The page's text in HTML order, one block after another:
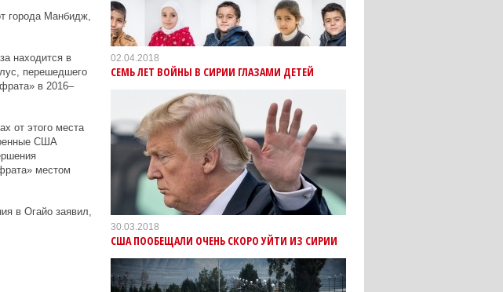
города Манбидж,
находится в
перешедшего
в 2016–
от этого места
США
местом
в Огайо заявил,
02.04.2018
СЕМЬ ЛЕТ ВОЙНЫ В СИРИИ ГЛАЗАМИ ДЕТЕЙ
30.03.2018
США ПООБЕЩАЛИ ОЧЕНЬ СКОРО УЙТИ ИЗ СИРИИ